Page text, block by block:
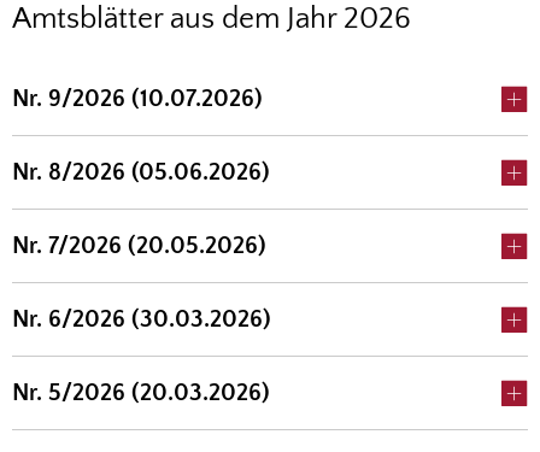
2026
Amtsblätter aus dem Jahr 2026
Nr. 9/2026 (10.07.2026)
Nr. 8/2026 (05.06.2026)
Nr. 7/2026 (20.05.2026)
Nr. 6/2026 (30.03.2026)
Nr. 5/2026 (20.03.2026)